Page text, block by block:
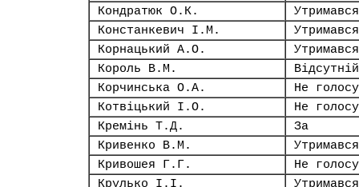
Кондратюк О.К.
Утримався
Констанкевич І.М.
Утримався
Корнацький А.О.
Утримався
Король В.М.
Відсутній
Корчинська О.А.
Не
Котвіцький І.О.
Не
Кремінь Т.Д.
За
Кривенко В.М.
Утримався
Кривошея Г.Г.
Не
Крулько І.І.
Утримався